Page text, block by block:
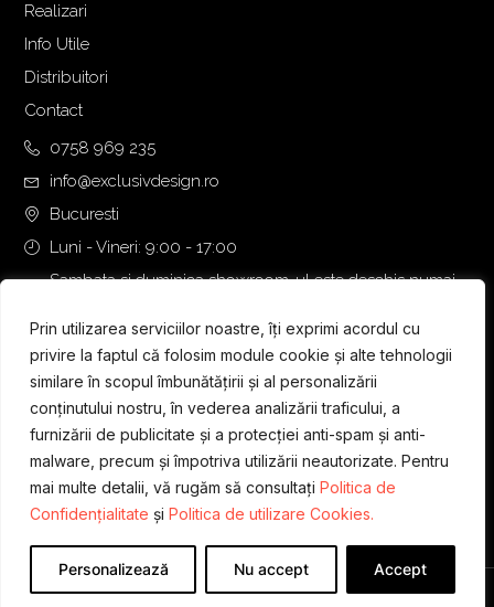
Prin utilizarea serviciilor noastre, îți exprimi acordul cu
privire la faptul că folosim module cookie și alte tehnologii
similare în scopul îmbunătățirii și al personalizării
conținutului nostru, în vederea analizării traficului, a
furnizării de publicitate și a protecției anti-spam și anti-
malware, precum și împotriva utilizării neautorizate. Pentru
mai multe detalii, vă rugăm să consultați Politica de
Confidențialitate și Politica de utilizare Cookies.
Personalizează Nu accept Accept
Realizari
Info Utile
Distribuitori
Contact
0758 969 235
info@exclusivdesign.ro
Bucuresti
Luni - Vineri: 9:00 - 17:00
Sambata si duminica showroom-ul este deschis numai
Designed & Developed byWEDEV IT